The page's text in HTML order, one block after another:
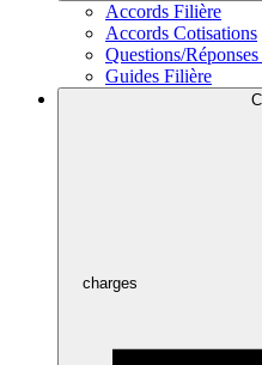
Accords Filière
Accords Cotisations
Questions/
Guides Filière
charges